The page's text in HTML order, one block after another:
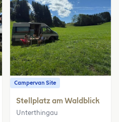
Campervan Site
Stellplatz am Waldblick
Unterthingau